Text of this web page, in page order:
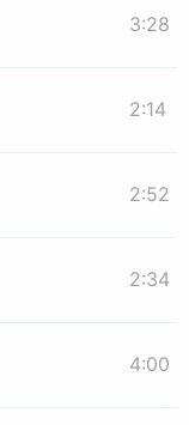
3:28
2:14
2:52
2:34
4:00